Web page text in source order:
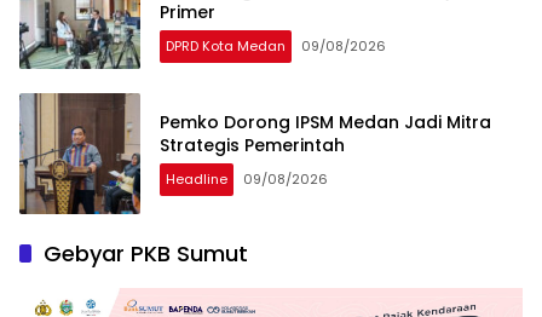
Primer
DPRD Kota Medan 09/08/2026
Pemko Dorong IPSM Medan Jadi Mitra
Strategis Pemerintah
Headline 09/08/2026
Gebyar PKB Sumut